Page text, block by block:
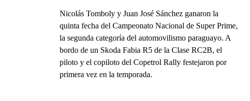
Nicolás Tomboly y Juan José Sánchez ganaron la
quinta fecha del Campeonato Nacional de Super Prime,
la segunda categoría del automovilismo paraguayo. A
bordo de un Skoda Fabia R5 de la Clase RC2B, el
piloto y el copiloto del Copetrol Rally festejaron por
primera vez en la temporada.